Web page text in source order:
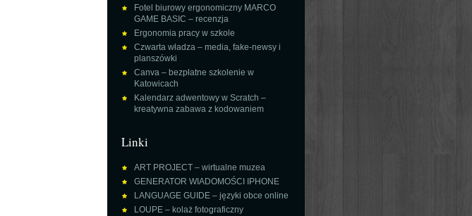
Fotel biurowy ergonomiczny MARCO
GAME BASIC – recenzja
Ergonomia pracy w szkole
Czwarta władza – media, fake-newsy i
planszówki
Canva – bezpłatne szkolenie w
Katowicach
Kalendarz adwentowy w Scratch –
kreatywna zabawa z kodowaniem
Linki
ART PROJECT – wirtualne muzea
GENERATOR WIADOMOŚCI IPHONE
LANGUAGE GUIDE – języki obce online
LOUPE – kolaż fotograficzny